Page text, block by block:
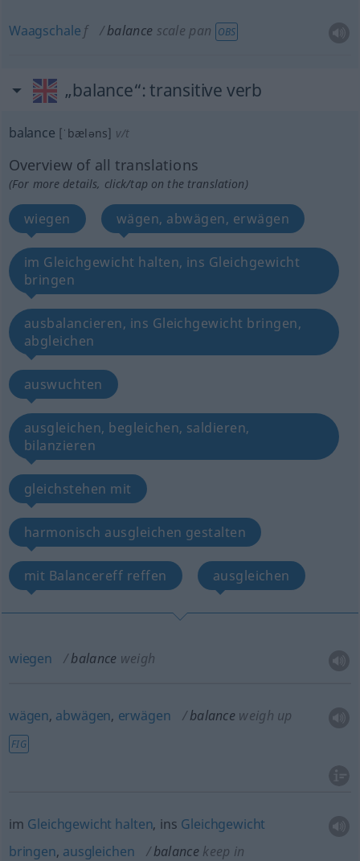
Waagschale f balance scale pan OBS
„balance“: transitive verb
balance [ˈbæləns] v/t
Overview of all translations
(For more details, click/tap on the translation)
wiegen wägen, abwägen, erwägen
im Gleichgewicht halten, ins Gleichgewicht
bringen
ausbalancieren, ins Gleichgewicht bringen,
abgleichen
auswuchten
ausgleichen, begleichen, saldieren,
bilanzieren
gleichstehen mit
harmonisch ausgleichen gestalten
mit Balancereff reffen ausgleichen
wiegen balance weigh
wägen, abwägen, erwägen balance weigh up
FIG
im Gleichgewicht halten, ins Gleichgewicht
bringen, ausgleichen balance keep in